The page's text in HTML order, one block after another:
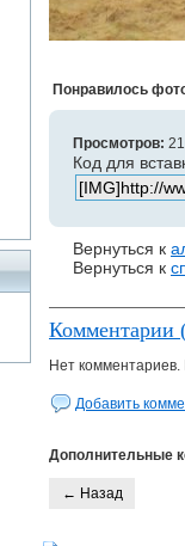
Понравилось
Просмотров:
Код для
Вернуться к
Вернуться к
Комментарии
Нет
Добавить
Дополнительные
← Назад